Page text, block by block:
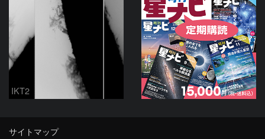
IKT2
サイトマップ